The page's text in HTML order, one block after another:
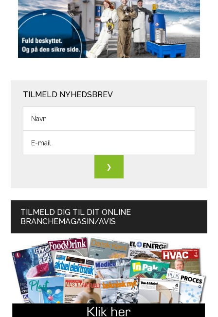
TILMELD NYHEDSBREV
TILMELD DIG TIL DIT ONLINE
BRANCHEMAGASIN/AVIS